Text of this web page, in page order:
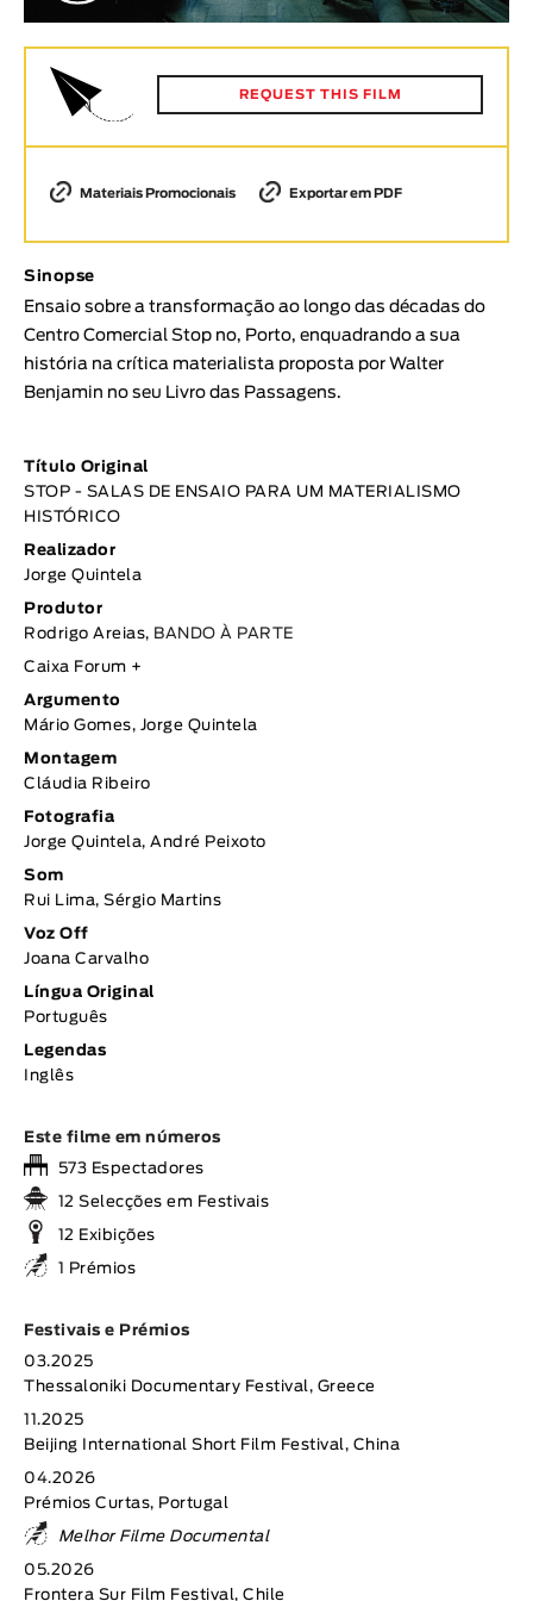
DURAÇÃO
< / >
Animação
Documentário
TÓPICOS
REQUEST THIS FILM
Materiais Promocionais Exportar em PDF
Sinopse
Ensaio sobre a transformação ao longo das décadas do
Centro Comercial Stop no, Porto, enquadrando a sua
história na crítica materialista proposta por Walter
Benjamin no seu Livro das Passagens.
Título Original
STOP - SALAS DE ENSAIO PARA UM MATERIALISMO
HISTÓRICO
Realizador
Jorge Quintela
Produtor
Rodrigo Areias, BANDO À PARTE
Caixa Forum +
Argumento
Mário Gomes, Jorge Quintela
Montagem
Cláudia Ribeiro
Fotografia
Jorge Quintela, André Peixoto
Som
Rui Lima, Sérgio Martins
Voz Off
Joana Carvalho
Língua Original
Português
Legendas
Inglês
Este filme em números
573 Espectadores
12 Selecções em Festivais
12 Exibições
1 Prémios
Festivais e Prémios
03.2025
Thessaloniki Documentary Festival, Greece
11.2025
Beijing International Short Film Festival, China
04.2026
Prémios Curtas, Portugal
Melhor Filme Documental
05.2026
Frontera Sur Film Festival, Chile